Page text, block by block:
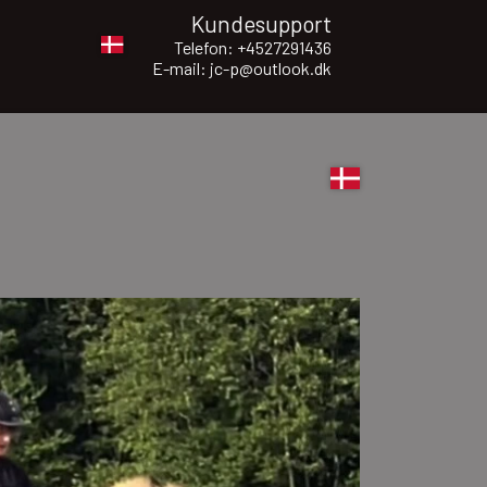
Kundesupport
Telefon: +4527291436
E-mail: jc-p@outlook.dk